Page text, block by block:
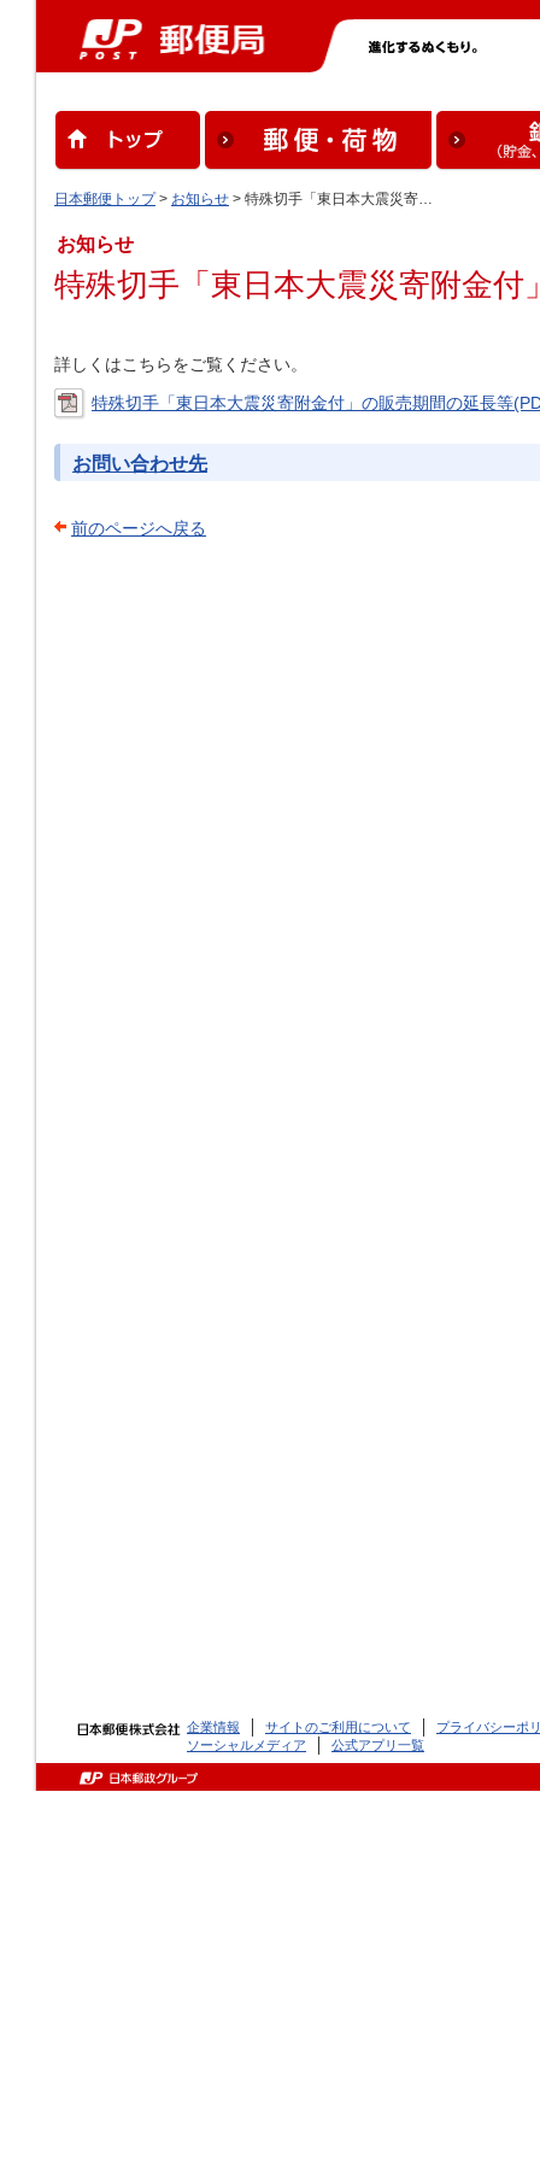
日本郵便トップ> お知らせ > 特殊切手「東日本大震災寄…
お知らせ
特殊切手「東日本大震災寄附金付
詳しくはこちらをご覧ください。
特殊切手「東日本大震災寄附金付」の販売期間の延長等
お問い合わせ先
前のページへ戻る
企業情報 サイトのご利用について
プライバシーポ
ソーシャルメディア
公式アプリ一覧